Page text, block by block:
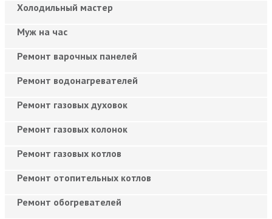
Холодильный мастер
Муж на час
Ремонт варочных панелей
Ремонт водонагревателей
Ремонт газовых духовок
Ремонт газовых колонок
Ремонт газовых котлов
Ремонт отопительных котлов
Ремонт обогревателей